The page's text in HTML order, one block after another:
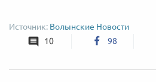
Волынские Новости
10
98